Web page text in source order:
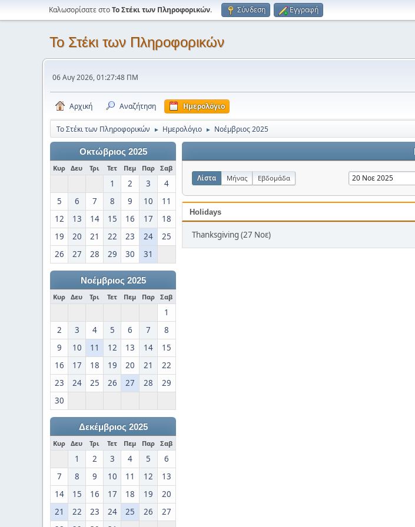
Καλωσορίσατε στοΤο Στέκι των Πληροφορικών. Σύνδεση Εγγραφή
Το Στέκι των Πληροφορικών
06 Αυγ 2026, 01:27:48 ΠΜ
Αρχική Αναζήτηση Ημερολόγιο
Το Στέκι των Πληροφορικών ► Ημερολόγιο ► Νοέμβριος 2025
Οκτώβριος 2025
Κυρ Δευ Τρι Τετ Πεμ Παρ Σαβ
1 2 3
4
5
6 7 8 9 10
11
12
13 14 15 16 17
18
19
20 21 22 23 24
25
26
27 28 29 30 31
Νοέμβριος 2025
Κυρ Δευ Τρι Τετ Πεμ Παρ Σαβ
1
2
3 4 5 6 7
8
9
10 11 12 13 14
15
16
17 18 19 20 21
22
23
24 25 26 27 28
29
30
Δεκέμβριος 2025
Κυρ Δευ Τρι Τετ Πεμ Παρ Σαβ
1 2 3 4 5
6
7
8 9 10 11 12
13
14
15 16 17 18 19
20
21
22 23 24 25 26
27
Λίστα Μήνας Εβδομάδα
Holidays
Thanksgiving (27 Νοε)